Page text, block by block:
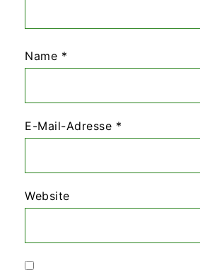
Name *
E-Mail-Adresse *
Website